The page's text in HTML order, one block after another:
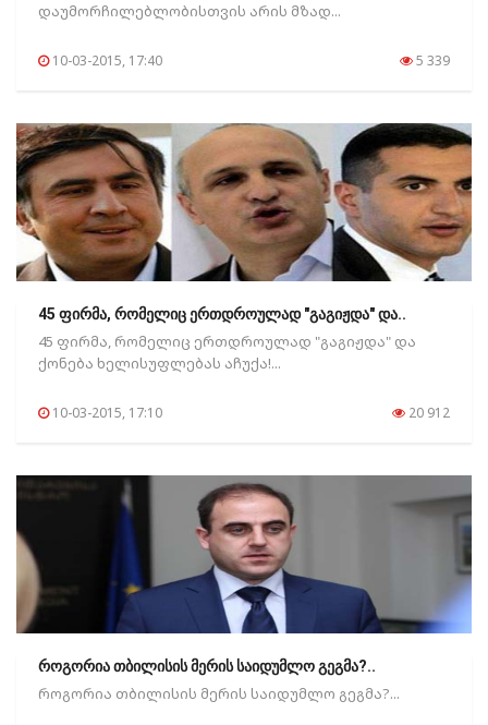
დაუმორჩილებლობისთვის არის მზად...
10-03-2015, 17:40 5 339
45 ფირმა, რომელიც ერთდროულად "გაგიჟდა" და..
45 ფირმა, რომელიც ერთდროულად "გაგიჟდა" და
ქონება ხელისუფლებას აჩუქა!...
10-03-2015, 17:10 20 912
როგორია თბილისის მერის საიდუმლო გეგმა?..
როგორია თბილისის მერის საიდუმლო გეგმა?...